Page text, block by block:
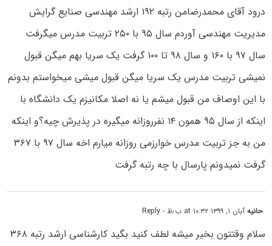
درود آقای محمدرضامن رتبه ۱۹۲ ارشد مهندسی صنایع گرایش
مدیریت مهندسی آوردم سال ۹۵ با ۲۵۰ تربیت مدرس میگرفت
سال ۹۷ با ۱۶۰ و سال ۹۸ تا ۱۰۰ گرفت یک سریا بهم میگن قبول
نمیشی تربیت مدرس یک سریا میگن قبول میشی میخواستم بدونم
با این اوصاف من قبول میشم یا نه اصلا مکانیزم یک دانشگاه با
اینکه از سال ۹۵ همون ۱۴ نفرروزانه میگیره در پذیرش چیه؟و اینکه
من به جز تربیت مدرس خوارزمی روزانه میارم اخه سال ۹۷ با ۳۶۷
گرفت نمیدونم پارسال با چه رتبه گرفت
حانیهآبان ۱, ۱۳۹۹ at ۱۰:۳۲ ب٫ظ - Reply
سلام وقتتون بخیر میشه لطف کنید بگید کارشناسی ارشد رتبه ۳۶۸